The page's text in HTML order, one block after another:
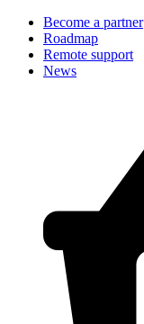
Become a partner
Roadmap
Remote support
News